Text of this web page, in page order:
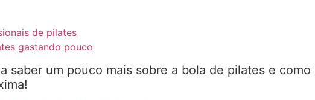
de pilates
gastando pouco
saber um pouco mais sobre a bola de pilates e